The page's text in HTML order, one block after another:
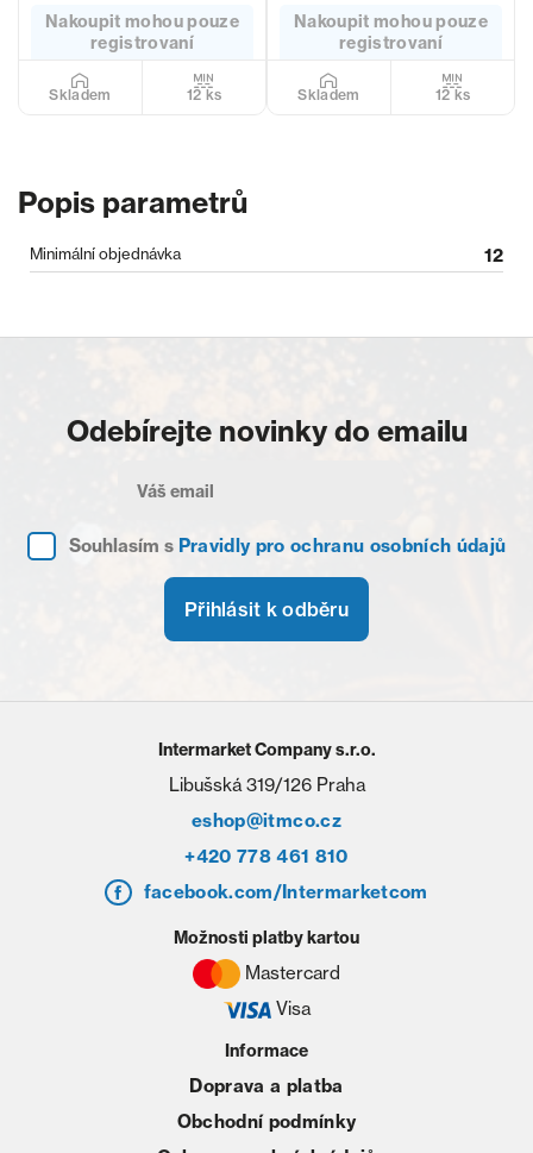
Nakoupit mohou pouze
registrovaní
Skladem 12 ks
Nakoupit mohou pouze
registrovaní
Skladem 12 ks
Popis parametrů
Minimální objednávka 12
Odebírejte novinky do emailu
Souhlasím s Pravidly pro ochranu osobních údajů
Přihlásit k odběru
Intermarket Company s.r.o.
Libušská 319/126 Praha
eshop@itmco.cz
+420 778 461 810
facebook.com/Intermarketcom
Informace
Doprava a platba
Obchodní podmínky
Možnosti platby kartou
Mastercard
Visa